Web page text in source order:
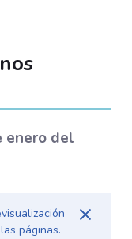
enero del
páginas.